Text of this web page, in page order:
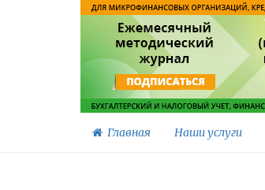
Главная Наши услуги